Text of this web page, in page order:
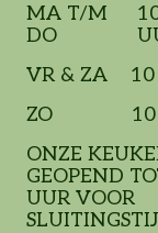
MA T/M
DO
VR & ZA
ZO
ONZE
GEOPEND
UUR VOOR